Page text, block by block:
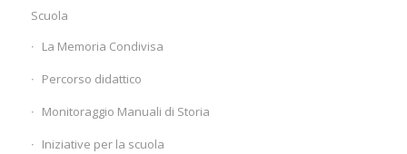
Scuola
La Memoria Condivisa
Percorso didattico
Monitoraggio Manuali di Storia
Iniziative per la scuola